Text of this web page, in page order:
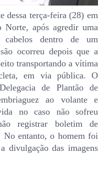
dessa terça-feira (28) em
após agredir uma
cabelos dentro de um
ocorreu depois que a
transportando a vítima
em via pública. O
de Plantão de
ao volante e
no caso não sofreu
registrar boletim de
No entanto, o homem foi
divulgação das imagens